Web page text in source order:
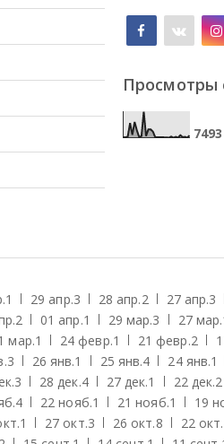
Просмотры
7493
1 29 апр.3 28 апр.2 27 апр.3
2 01 апр.1 29 мар.3 27 мар.
мар.1 24 февр.1 21 февр.2
3 26 янв.1 25 янв.4 24 янв.1
3 28 дек.4 27 дек.1 22 дек.2
4 22 нояб.1 21 нояб.1 19
1 27 окт.3 26 окт.8 22 окт.